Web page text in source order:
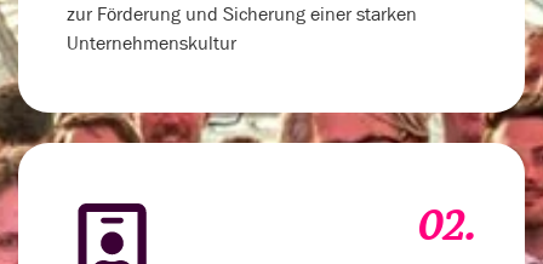
zur Förderung und Sicherung einer starken
Unternehmenskultur
02.